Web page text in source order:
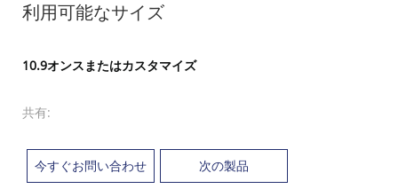
利用可能なサイズ
10.9オンスまたはカスタマイズ
共有:
今すぐお問い合わせ
次の製品